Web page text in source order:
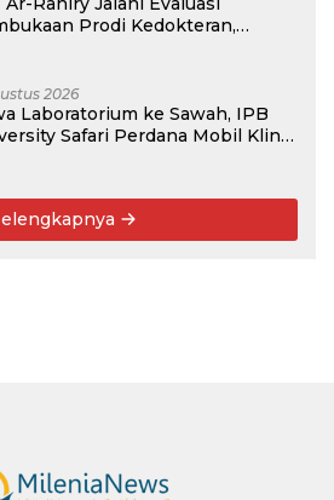
Prodi Kedokteran,
2026
Laboratorium ke Sawah, IPB
Safari Perdana Mobil Klinik